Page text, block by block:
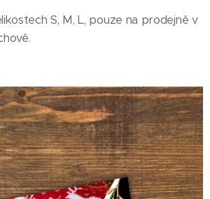
S, M, L, pouze na prodejně v